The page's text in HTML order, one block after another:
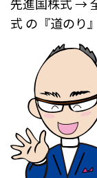
式 の『道のり